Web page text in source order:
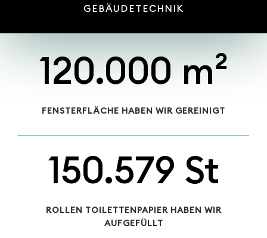
GEBÄUDETECHNIK
120.000 m²
FENSTERFLÄCHE HABEN WIR GEREINIGT
150.579 St
ROLLEN TOILETTENPAPIER HABEN WIR
AUFGEFÜLLT